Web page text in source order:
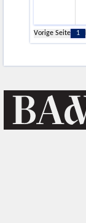
Vorige Seite
1